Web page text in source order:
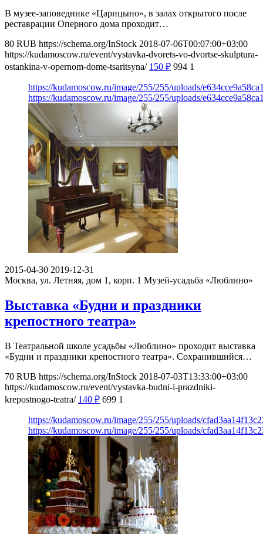
В музее-заповеднике «Царицыно», в залах открытого после
реставрации Оперного дома проходит…
80 RUB https://schema.org/InStock 2018-07-06T00:07:00+03:00
https://kudamoscow.ru/event/vystavka-dvorets-vo-dvortse-skulptura-
ostankina-v-opernom-dome-tsaritsyna/ 150 ₽ 994 1
https://kudamoscow.ru/image/255/255/uploads/
https://kudamoscow.ru/image/255/255/uploads/
2015-04-30 2019-12-31
Москва, ул. Летняя, дом 1, корп. 1 Музей-усадьба «Люблино»
Выставка «Будни и праздники
крепостного театра»
В Театральной школе усадьбы «Люблино» проходит выставка
«Будни и праздники крепостного театра». Сохранившийся…
70 RUB https://schema.org/InStock 2018-07-03T13:33:00+03:00
https://kudamoscow.ru/event/vystavka-budni-i-prazdniki-
krepostnogo-teatra/ 140 ₽ 699 1
https://kudamoscow.ru/image/255/255/uploads/
https://kudamoscow.ru/image/255/255/uploads/